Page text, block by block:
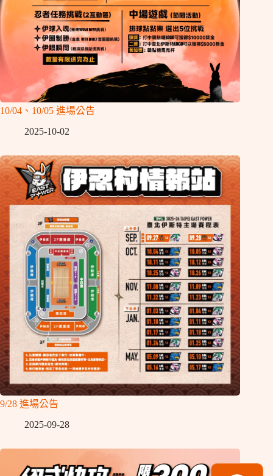
10/04、10/05 進場公告
2025-10-02
9/28 進場公告
2025-09-28